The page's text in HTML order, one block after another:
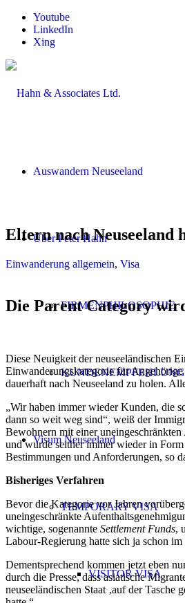
Youtube
LinkedIn
Xing
Auswandern Neuseeland
Über Peter Hahn
FIRMENPHILOSOPHIE
Visum Neuseeland
TEMPORARY VISA
VISITOR VISA
Eltern nach Neuseeland
Einwanderung allgemein, Visa
Die Parent Category
Diese Neuigkeit der neuseeländischen
Einwanderungskategorie für
dauerhaft nach Neuseeland zu holen.
„Wir haben immer wieder Kunden, die
dann so weit weg sind“, weiß der
Bewohnern mit einer
und wurde seither immer wieder in
Bestimmungen und Anforderungen, so
Bisheriges Verfahren
Bevor die Kategorie vor Jahren
uneingeschränkte
wichtige, sogenannte Settlement Funds,
Labour-Regierung hatte sich ja schon
Dementsprechend kommen jetzt eben
durch die Presse, dass asiatische
neuseeländischen Staat ‚auf der